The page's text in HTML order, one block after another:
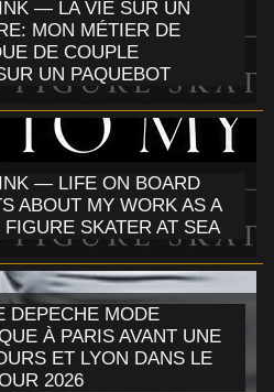
— LA VIE SUR UN
MON MÉTIER DE
DE COUPLE
UN PAQUEBOT
— LIFE ON BOARD
ABOUT MY WORK AS A
SKATER AT SEA
DEPECHE MODE
À PARIS AVANT UNE
ET LYON DANS LE
2026